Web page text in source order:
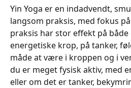
Yin Yoga er en indadvendt,
langsom praksis, med fokus
praksis har stor effekt på både
energetiske krop, på tanker,
måde at være i kroppen og i
du er meget fysisk aktiv, med
eller om det er tanker,